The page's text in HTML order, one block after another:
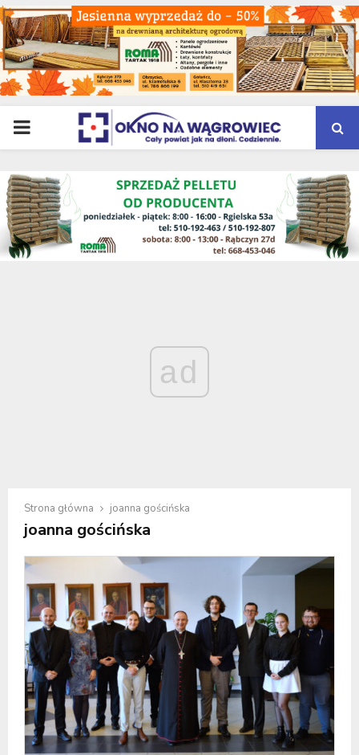
PRIMARY
MENU
ad
Strona główna joanna gościńska
joanna gościńska